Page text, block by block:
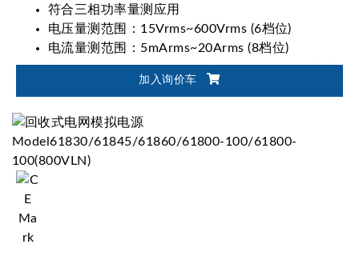
符合三相功率量测应用
电压量测范围：15Vrms~600Vrms (6档位)
电流量测范围：5mArms~20Arms (8档位)
支援1P2W、1P3W、3P3W、3V3A、3P4W接线
加入询价车